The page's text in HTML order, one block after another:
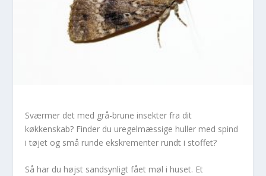
Sværmer det med grå-brune insekter fra dit
køkkenskab? Finder du uregelmæssige huller med spind
i tøjet og små runde ekskrementer rundt i stoffet?
Så har du højst sandsynligt fået møl i huset. Et